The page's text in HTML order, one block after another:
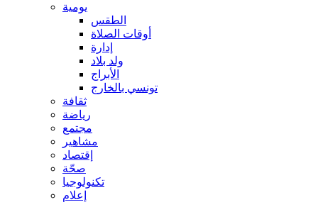
يومية
الطقس
أوقات الصلاة
إدارة
ولد بلاد
الأبراج
تونسي بالخارج
ثقافة
رياضة
مجتمع
مشاهير
إقتصاد
صحّة
تكنولوجيا
إعلام